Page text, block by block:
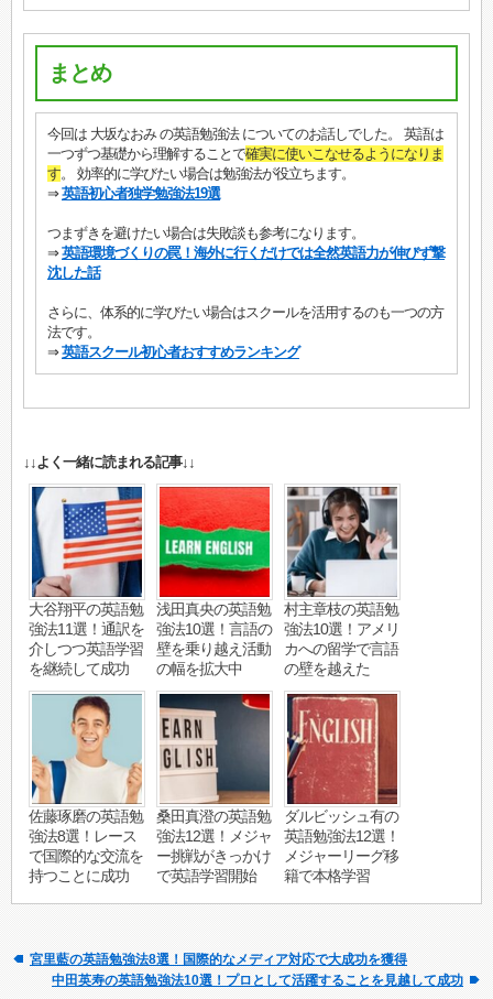
まとめ
今回は 大坂なおみ の英語勉強法 についてのお話しでした。 英語は
一つずつ基礎から理解することで確実に使いこなせるようになりま
す。 効率的に学びたい場合は勉強法が役立ちます。
⇒英語初心者独学勉強法19選
つまずきを避けたい場合は失敗談も参考になります。
⇒英語環境づくりの罠！海外に行くだけでは全然英語力が伸びず撃
沈した話
さらに、体系的に学びたい場合はスクールを活用するのも一つの方
法です。
⇒英語スクール初心者おすすめランキング
↓↓よく一緒に読まれる記事↓↓
大谷翔平の英語勉
強法11選！通訳を
介しつつ英語学習
を継続して成功
浅田真央の英語勉
強法10選！言語の
壁を乗り越え活動
の幅を拡大中
村主章枝の英語勉
強法10選！アメリ
カへの留学で言語
の壁を越えた
佐藤琢磨の英語勉
強法8選！レース
で国際的な交流を
持つことに成功
桑田真澄の英語勉
強法12選！メジャ
ー挑戦がきっかけ
で英語学習開始
ダルビッシュ有の
英語勉強法12選！
メジャーリーグ移
籍で本格学習
宮里藍の英語勉強法8選！国際的なメディア対応で大成功を獲得
中田英寿の英語勉強法10選！プロとして活躍することを見越して成功